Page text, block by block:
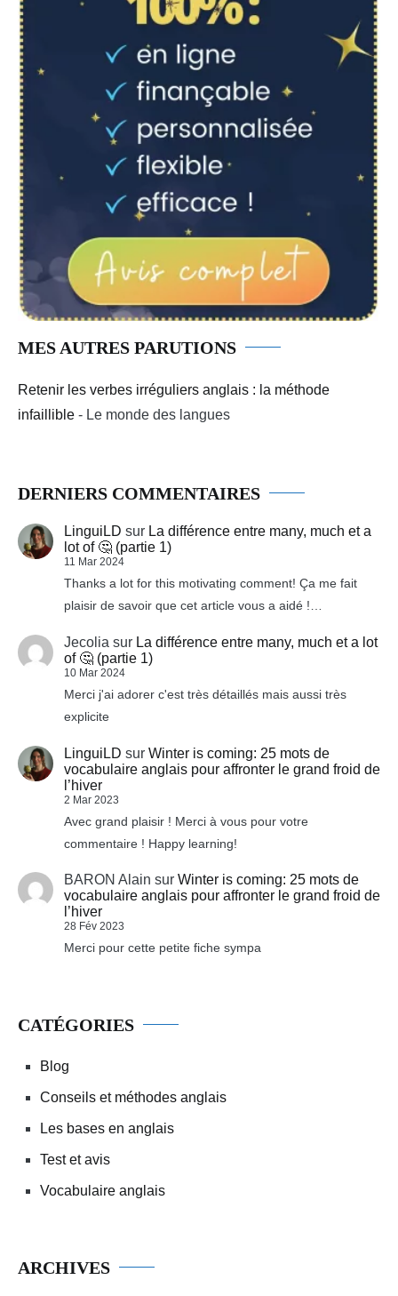
MES AUTRES PARUTIONS
Retenir les verbes irréguliers anglais : la méthode
infaillible - Le monde des langues
DERNIERS COMMENTAIRES
LinguiLD sur La différence entre many, much et a
lot of 🤔 (partie 1)
11 Mar 2024
Thanks a lot for this motivating comment! Ça me fait
plaisir de savoir que cet article vous a aidé !…
Jecolia sur La différence entre many, much et a lot
of 🤔 (partie 1)
10 Mar 2024
Merci j'ai adorer c'est très détaillés mais aussi très
explicite
LinguiLD sur Winter is coming: 25 mots de
vocabulaire anglais pour affronter le grand froid de
l’hiver
2 Mar 2023
Avec grand plaisir ! Merci à vous pour votre
commentaire ! Happy learning!
BARON Alain sur Winter is coming: 25 mots de
vocabulaire anglais pour affronter le grand froid de
l’hiver
28 Fév 2023
Merci pour cette petite fiche sympa
CATÉGORIES
Blog
Conseils et méthodes anglais
Les bases en anglais
Test et avis
Vocabulaire anglais
ARCHIVES